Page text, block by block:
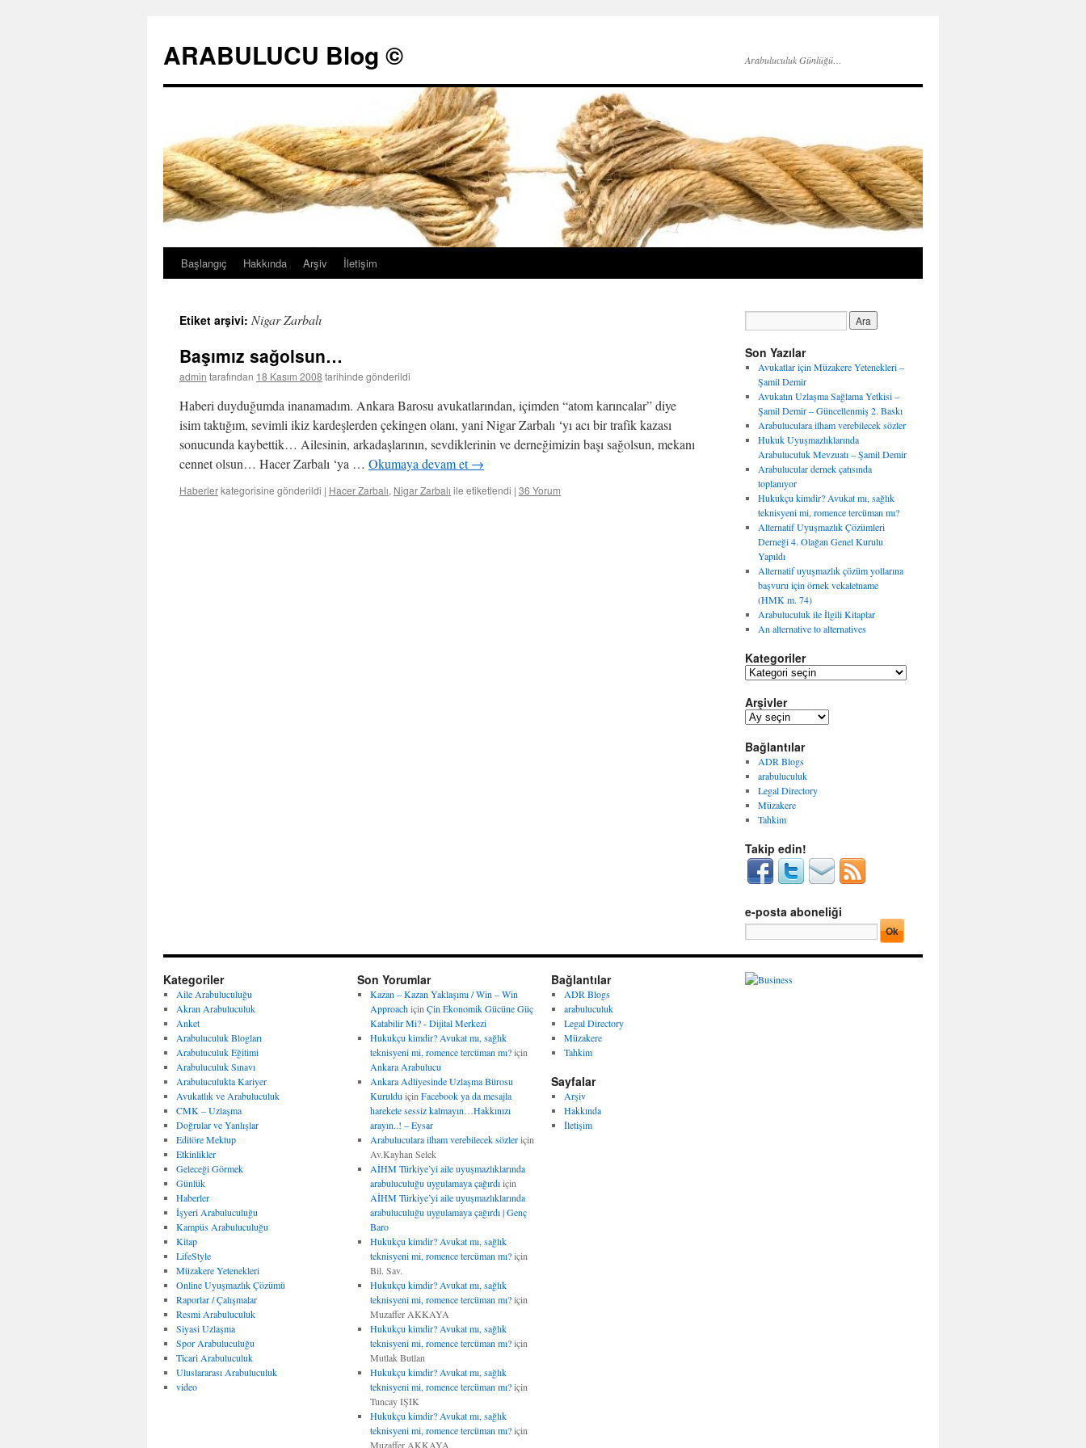
ARABULUCU Blog © Arabuluculuk Günlüğü…
İçeriğe
Başlangıç Hakkında Arşiv İletişim
Etiket arşivi: Nigar Zarbalı
Başımız sağolsun…
admin tarafından 18 Kasım 2008 tarihinde gönderildi
Haberi duyduğumda inanamadım. Ankara Barosu avukatlarından, içimden “atom karıncalar” diye
isim taktığım, sevimli ikiz kardeşlerden çekingen olanı, yani Nigar Zarbalı ‘yı acı bir trafik kazası
sonucunda kaybettik… Ailesinin, arkadaşlarının, sevdiklerinin ve derneğimizin başı sağolsun, mekanı
cennet olsun… Hacer Zarbalı ‘ya … Okumaya devam et→
Haberlerkategorisine gönderildi | Hacer Zarbalı, Nigar Zarbalı ile etiketlendi | 36 Yorum
Son Yazılar
Avukatlar için Müzakere Yetenekleri –
Şamil Demir
Avukatın Uzlaşma Sağlama Yetkisi –
Şamil Demir – Güncellenmiş 2. Baskı
Arabuluculara ilham verebilecek sözler
Hukuk Uyuşmazlıklarında
Arabuluculuk Mevzuatı – Şamil Demir
Arabulucular dernek çatısında
toplanıyor
Hukukçu kimdir? Avukat mı, sağlık
teknisyeni mi, romence tercüman mı?
Alternatif Uyuşmazlık Çözümleri
Derneği 4. Olağan Genel Kurulu
Yapıldı
Alternatif uyuşmazlık çözüm yollarına
başvuru için örnek vekaletname
(HMK m. 74)
Arabuluculuk ile İlgili Kitaplar
An alternative to alternatives
Kategoriler
K
t
o
r
i
l
e
r
Arşivler
A
ş
i
v
l
e
r
Bağlantılar
ADR Blogs
arabuluculuk
Legal Directory
Müzakere
Tahkim
Takip edin!
e-posta aboneliği
Kategoriler
Aile Arabuluculuğu
Akran Arabuluculuk
Anket
Arabuluculuk Blogları
Arabuluculuk Eğitimi
Arabuluculuk Sınavı
Arabuluculukta Kariyer
Avukatlık ve Arabuluculuk
CMK – Uzlaşma
Doğrular ve Yanlışlar
Editöre Mektup
Etkinlikler
Geleceği Görmek
Günlük
Haberler
İşyeri Arabuluculuğu
Kampüs Arabuluculuğu
Kitap
LifeStyle
Müzakere Yetenekleri
Online Uyuşmazlık Çözümü
Raporlar / Çalışmalar
Resmi Arabuluculuk
Siyasi Uzlaşma
Spor Arabuluculuğu
Ticari Arabuluculuk
Uluslararası Arabuluculuk
video
Son Yorumlar
Kazan – Kazan Yaklaşımı / Win – Win
Approachiçin Çin Ekonomik Gücüne Güç
Katabilir Mi? - Dijital Merkezi
Hukukçu kimdir? Avukat mı, sağlık
teknisyeni mi, romence tercüman mı?için
Ankara Arabulucu
Ankara Adliyesinde Uzlaşma Bürosu
Kuruldu için Facebook ya da mesajla
harekete sessiz kalmayın…Hakkınızı
arayın..! – Eysar
Arabuluculara ilham verebilecek sözleriçin
Av.Kayhan Selek
AİHM Türkiye’yi aile uyuşmazlıklarında
arabuluculuğu uygulamaya çağırdıiçin
AİHM Türkiye’yi aile uyuşmazlıklarında
arabuluculuğu uygulamaya çağırdı | Genç
Baro
Hukukçu kimdir? Avukat mı, sağlık
teknisyeni mi, romence tercüman mı?için
Bil. Sav.
Hukukçu kimdir? Avukat mı, sağlık
teknisyeni mi, romence tercüman mı?için
Muzaffer AKKAYA
Hukukçu kimdir? Avukat mı, sağlık
teknisyeni mi, romence tercüman mı?için
Mutlak Butlan
Hukukçu kimdir? Avukat mı, sağlık
teknisyeni mi, romence tercüman mı?için
Tuncay IŞIK
Hukukçu kimdir? Avukat mı, sağlık
teknisyeni mi, romence tercüman mı?için
Muzaffer AKKAYA
Bağlantılar
ADR Blogs
arabuluculuk
Legal Directory
Müzakere
Tahkim
Sayfalar
Arşiv
Hakkında
İletişim